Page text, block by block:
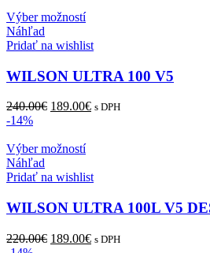
Výber možnostíTento
má
variantov.
Možnosti
si
môžete
na
stránke
produktu.
Náhľad
Pridať na wishlist
WILSON ULTRA 100 V5
240.00€ Pôvodná
240.00€.
189.00€Aktuálna
s DPH
-14%
Výber možnostíTento
má
variantov.
Možnosti
si
môžete
Náhľad
Pridať na wishlist
WILSON ULTRA 100L V5
220.00€ Pôvodná
189.00€Aktuálna
s DPH